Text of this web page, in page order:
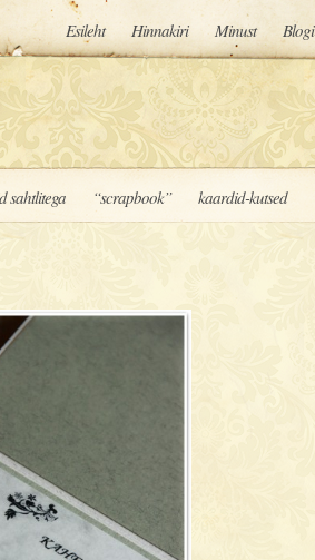
Esileht Hinnakiri Minust Blogi
sahtlitega “scrapbook” kaardid-kutsed